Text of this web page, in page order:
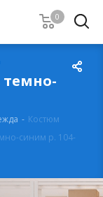
0
темно-
- Костюм
синим р. 104-